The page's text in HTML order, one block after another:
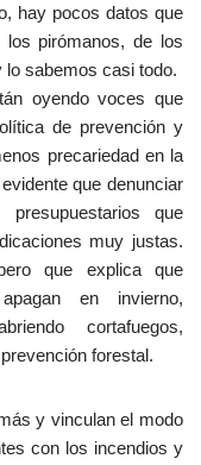
hay pocos datos que
los pirómanos, de los
lo sabemos casi todo.
oyendo voces que
de prevención y
precariedad en la
que denunciar
que
muy justas.
que explica que
en invierno,
cortafuegos,
forestal.
y vinculan el modo
con los incendios y